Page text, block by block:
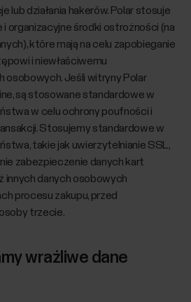
lub działania hakerów. Polar stosuje
organizacyjne środki ostrożności (na
które mają na celu zapobieganie
i niewłaściwemu
osobowych. Jeśli witryny Polar
są stosowane standardowe w
w celu ochrony poufności i
Stosujemy standardowe w
takie jak uwierzytelnianie SSL,
zabezpieczenie danych kart
innych danych osobowych
procesu zakupu, przed
trzecie.
wrażliwe dane